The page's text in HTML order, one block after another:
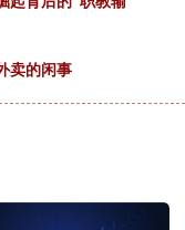
卖的闲事